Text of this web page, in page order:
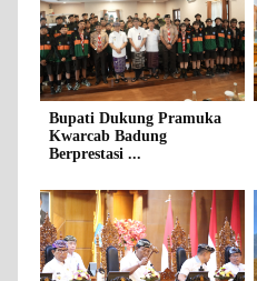
Bupati Dukung Pramuka
Kwarcab Badung
Berprestasi ...